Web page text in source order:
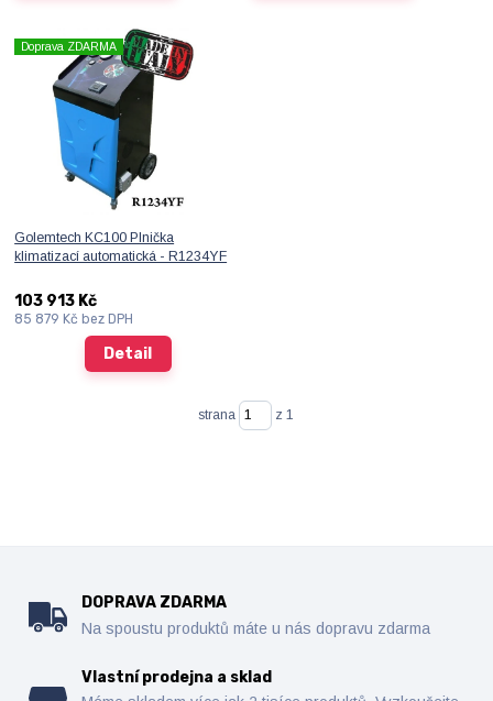
Doprava ZDARMA
Golemtech KC100 Plnička
klimatizací automatická - R1234YF
103 913 Kč
85 879 Kč bez DPH
Detail
strana z 1
DOPRAVA ZDARMA
Na spoustu produktů máte u nás dopravu zdarma
Vlastní prodejna a sklad